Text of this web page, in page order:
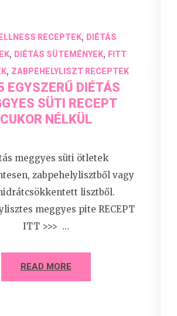
RECEPTEK, DIÉTÁS
, DIÉTÁS SÜTEMÉNYEK, FITT
, ZABPEHELYLISZT RECEPTEK
EGYSZERŰ DIÉTÁS
SÜTI RECEPT
CUKOR NÉLKÜL
meggyes süti ötletek
zabpehelylisztből vagy
lisztből.
meggyes pite RECEPT
ITT >>> …
READ MORE